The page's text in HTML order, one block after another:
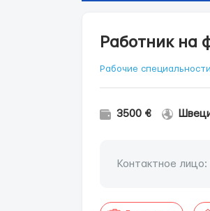
Работник на
Рабочие специальности
3500 €
Контактное лицо: